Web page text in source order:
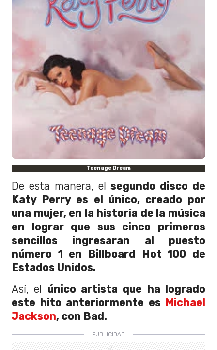
Teenage Dream
De esta manera, el segundo disco de
Katy Perry es el único, creado por
una mujer, en la historia de la música
en lograr que sus cinco primeros
sencillos ingresaran al puesto
número 1 en Billboard Hot 100 de
Estados Unidos.
Así, el único artista que ha logrado
este hito anteriormente es Michael
Jackson, con Bad.